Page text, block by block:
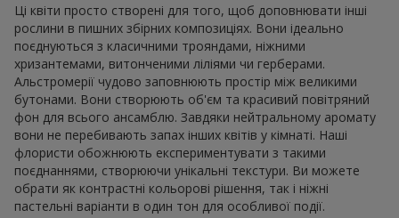
Ці квіти просто створені для того, щоб доповнювати інші
рослини в пишних збірних композиціях. Вони ідеально
поєднуються з класичними трояндами, ніжними
хризантемами, витонченими ліліями чи герберами.
Альстромерії чудово заповнюють простір між великими
бутонами. Вони створюють об'єм та красивий повітряний
фон для всього ансамблю. Завдяки нейтральному аромату
вони не перебивають запах інших квітів у кімнаті. Наші
флористи обожнюють експериментувати з такими
поєднаннями, створюючи унікальні текстури. Ви можете
обрати як контрастні кольорові рішення, так і ніжні
пастельні варіанти в один тон для особливої події.